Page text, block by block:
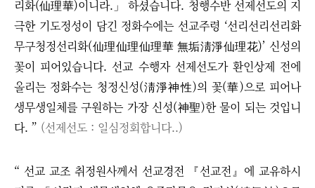
리화(仙理華)이니라. 」 하셨습니다. 청행수반 선제선도의 지
극한 기도정성이 담긴 정화수에는 선교주령 ‘선리선리선리화
무구청정선리화(仙理仙理仙理華 無垢淸淨仙理花)’ 신성의
꽃이 피어있습니다. 선교 수행자 선제선도가 환인상제 전에
올리는 정화수는 청정신성(淸淨神性)의 꽃(華)으로 피어나
생무생일체를 구원하는 가장 신성(神聖)한 물이 되는 것입니
다. ” (선제선도 : 일심정회합니다..)
“ 선교 교조 취정원사께서 선교경전 『선교전』에 교유하시